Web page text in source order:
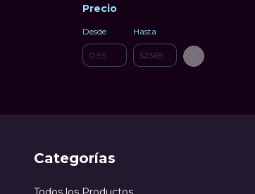
Precio
Desde Hasta
Categorías